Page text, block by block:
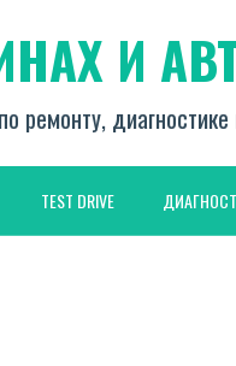
И
ремонту,
TEST DRIVE